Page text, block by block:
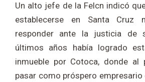
Un alto jefe de la Felcn indicó
establecerse en Santa Cruz
responder ante la justicia de
últimos años había logrado
inmueble por Cotoca, donde al
pasar como próspero empresario